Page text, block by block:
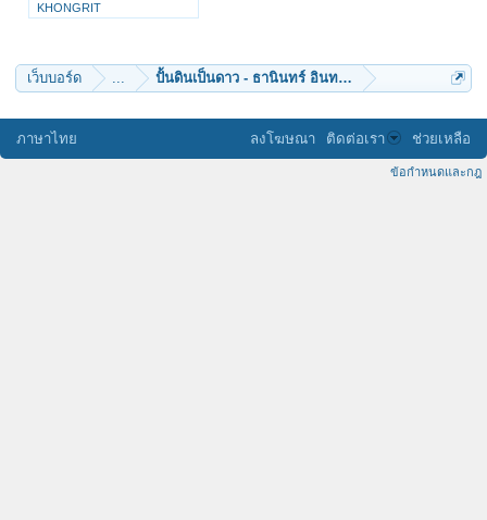
KHONGRIT
Pinit
rukflying
เว็บบอร์ด ... ปั้นดินเป็นดาว - ธานินทร์ อินทรเทพ
ภาษาไทย ลงโฆษณา ติดต่อเรา ช่วยเหลือ
ข้อกำหนดและกฎ